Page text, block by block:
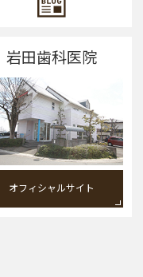
岩田歯科医院
オフィシャルサイト